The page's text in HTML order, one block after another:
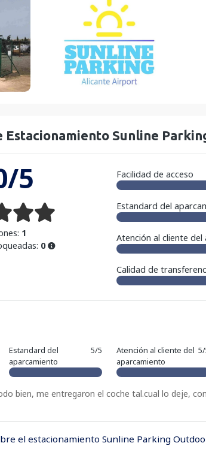
Estacionamiento Sunline
5
1
0
Facilidad de acceso
Estandard del
Atención al cliente
Calidad de
Estandard del
aparcamiento
5/5
Atención al cliente del
aparcamiento
bien, me entregaron el coche tal.cual lo deje,
el estacionamiento Sunline Parking